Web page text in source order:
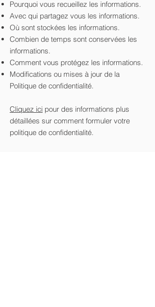
Pourquoi vous recueillez les informations.
Avec qui partagez vous les informations.
Où sont stockées les informations.
Combien de temps sont conservées les
informations.
Comment vous protégez les informations.
Modifications ou mises à jour de la
Politique de confidentialité.
Cliquez ici pour des informations plus
détaillées sur comment formuler votre
politique de confidentialité.